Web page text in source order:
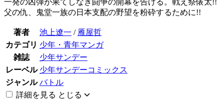
父の仇、鬼堂一族の日本支配の野望を粉砕するために!!
著者 池上遼一 / 雁屋哲
カテゴリ 少年・青年マンガ
雑誌
少年サンデー
レーベル 少年サンデーコミックス
ジャンル バトル
詳細を見る とじる